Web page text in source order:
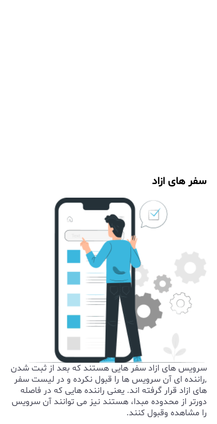
سفر های ازاد
سرویس های ازاد سفر هایی هستند که بعد از ثبت شدن
,راننده ای آن سرویس ها را قبول نکرده و در لیست سفر
های ازاد قرار گرفته اند. یعنی راننده هایی که در فاصله
دورتر از محدوده مبدا، هستند نیز می توانند آن سرویس
را مشاهده وقبول کنند.